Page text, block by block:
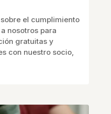
el cumplimiento
nosotros para
gratuitas y
con nuestro socio,